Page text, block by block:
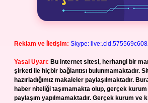
Reklam ve İletişim: Skype:
Yasal Uyarı: Bu internet sitesi, herhangi bir
şirketi ile hiçbir bağlantısı bulunmamaktadır.
hazırladığımız makaleler paylaşılmaktadır.
haber niteliği taşımamakta olup, gerçek
paylaşım yapılmamaktadır. Gerçek kurum ve